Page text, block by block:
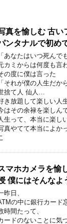
真を愉しむ 古い
ンタナルで初め
「あなたはいつ死んで
カミからは何度も言
の度に僕は言った
「それが僕の人生だか
捨て人 仙人…
き放題して楽しい人
はその余禄を楽しん
生って、本当に楽し
真やてて本当によか
マホカメラを
僕にはそんな
昨日、
の中に銀行カード
時間たって、
ードのないことに気